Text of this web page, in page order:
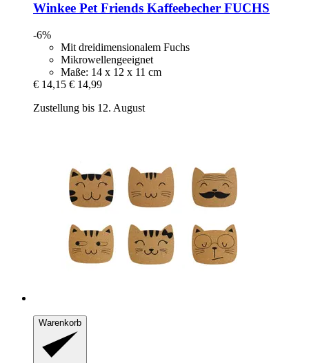
Winkee Pet Friends Kaffeebecher FUCHS
-6%
Mit dreidimensionalem Fuchs
Mikrowellengeeignet
Maße: 14 x 12 x 11 cm
€ 14,15 € 14,99
Zustellung bis 12. August
Warenkorb